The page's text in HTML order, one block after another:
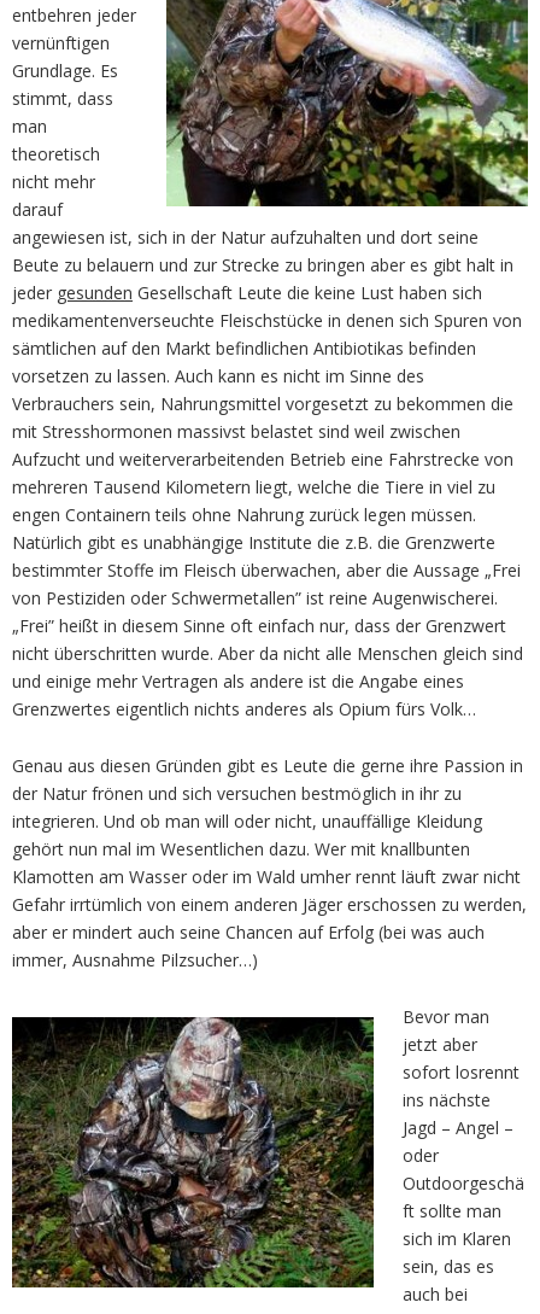
entbehren jeder
vernünftigen
Grundlage. Es
stimmt, dass
man
theoretisch
nicht mehr
darauf
angewiesen ist, sich in der Natur aufzuhalten und dort seine
Beute zu belauern und zur Strecke zu bringen aber es gibt halt in
jeder gesunden Gesellschaft Leute die keine Lust haben sich
medikamentenverseuchte Fleischstücke in denen sich Spuren von
sämtlichen auf den Markt befindlichen Antibiotikas befinden
vorsetzen zu lassen. Auch kann es nicht im Sinne des
Verbrauchers sein, Nahrungsmittel vorgesetzt zu bekommen die
mit Stresshormonen massivst belastet sind weil zwischen
Aufzucht und weiterverarbeitenden Betrieb eine Fahrstrecke von
mehreren Tausend Kilometern liegt, welche die Tiere in viel zu
engen Containern teils ohne Nahrung zurück legen müssen.
Natürlich gibt es unabhängige Institute die z.B. die Grenzwerte
bestimmter Stoffe im Fleisch überwachen, aber die Aussage „Frei
von Pestiziden oder Schwermetallen” ist reine Augenwischerei.
„Frei” heißt in diesem Sinne oft einfach nur, dass der Grenzwert
nicht überschritten wurde. Aber da nicht alle Menschen gleich sind
und einige mehr Vertragen als andere ist die Angabe eines
Grenzwertes eigentlich nichts anderes als Opium fürs Volk…
Genau aus diesen Gründen gibt es Leute die gerne ihre Passion in
der Natur frönen und sich versuchen bestmöglich in ihr zu
integrieren. Und ob man will oder nicht, unauffällige Kleidung
gehört nun mal im Wesentlichen dazu. Wer mit knallbunten
Klamotten am Wasser oder im Wald umher rennt läuft zwar nicht
Gefahr irrtümlich von einem anderen Jäger erschossen zu werden,
aber er mindert auch seine Chancen auf Erfolg (bei was auch
immer, Ausnahme Pilzsucher…)
Bevor man
jetzt aber
sofort losrennt
ins nächste
Jagd – Angel –
oder
Outdoorgeschä
ft sollte man
sich im Klaren
sein, das es
auch bei